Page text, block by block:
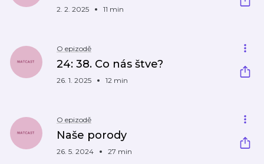
2. 2. 2025 11 min
O epizodě
24: 38. Co nás štve?
26. 1. 2025 12 min
O epizodě
Naše porody
26. 5. 2024 27 min